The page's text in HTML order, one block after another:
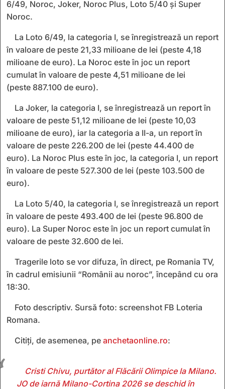
6/49, Noroc, Joker, Noroc Plus, Loto 5/40 și Super
Noroc.
La Loto 6/49, la categoria I, se înregistrează un report
în valoare de peste 21,33 milioane de lei (peste 4,18
milioane de euro). La Noroc este în joc un report
cumulat în valoare de peste 4,51 milioane de lei
(peste 887.100 de euro).
La Joker, la categoria I, se înregistrează un report în
valoare de peste 51,12 milioane de lei (peste 10,03
milioane de euro), iar la categoria a II-a, un report în
valoare de peste 226.200 de lei (peste 44.400 de
euro). La Noroc Plus este în joc, la categoria I, un report
în valoare de peste 527.300 de lei (peste 103.500 de
euro).
La Loto 5/40, la categoria I, se înregistrează un report
în valoare de peste 493.400 de lei (peste 96.800 de
euro). La Super Noroc este în joc un report cumulat în
valoare de peste 32.600 de lei.
Tragerile loto se vor difuza, în direct, pe Romania TV,
în cadrul emisiunii “Românii au noroc”, începând cu ora
18:30.
Foto descriptiv. Sursă foto: screenshot FB Loteria
Romana.
Citiți, de asemenea, pe anchetaonline.ro:
Cristi Chivu, purtător al Flăcării Olimpice la Milano.
JO de iarnă Milano-Cortina 2026 se deschid în